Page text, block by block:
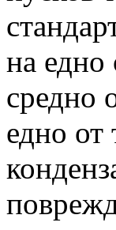
на едно
средно
едно от